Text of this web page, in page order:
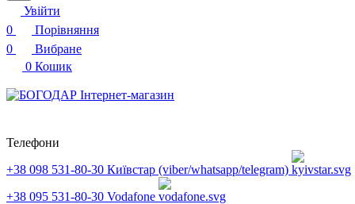
Увійти
0
Порівняння
0
Вибране
0 Кошик
Телефони
+38 098 531-80-30 Київстар (viber/whatsapp/telegram)
+38 095 531-80-30 Vodafone